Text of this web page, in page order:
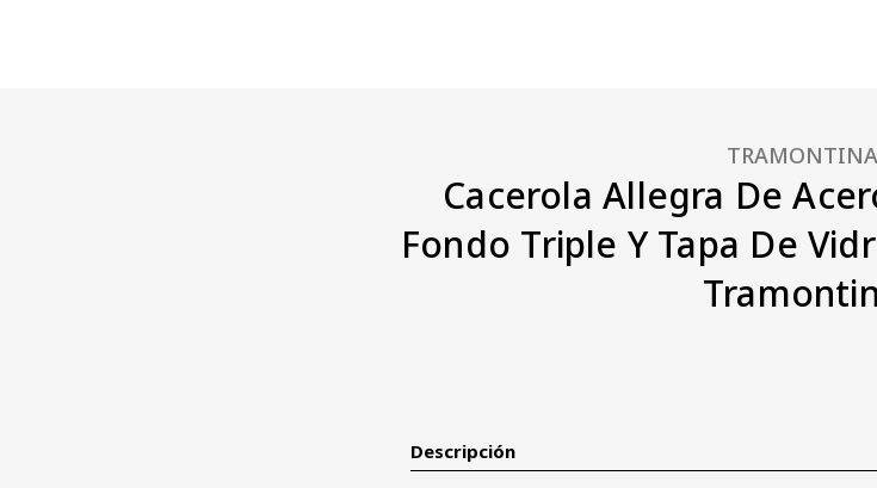
TRAMONTINA
Cacerola Allegra De
Fondo Triple Y Tapa De
Descripción